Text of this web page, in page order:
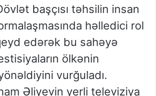
başçısı təhsilin insan
həlledici rol
edərək bu sahəyə
ölkənin
vurğuladı.
Əliyevin yerli televiziya